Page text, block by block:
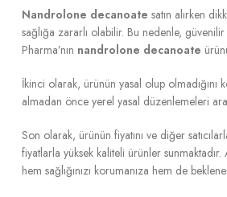
Nandrolone decanoate satın alırken
sağlığa zararlı olabilir. Bu nedenle,
Pharma’nın nandrolone decanoate
İkinci olarak, ürünün yasal olup olmadığını
almadan önce yerel yasal düzenlemeleri
Son olarak, ürünün fiyatını ve diğer
fiyatlarla yüksek kaliteli ürünler
hem sağlığınızı korumanıza hem de